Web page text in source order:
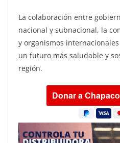
La colaboración entre
nacional y subnacional, la
y organismos
un futuro más saludable y
región.